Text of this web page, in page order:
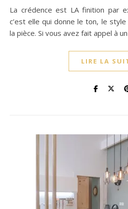
La crédence est LA finition par excellence de la cuisine,
c’est elle qui donne le ton, le
la pièce. Si vous avez fait appel à
LIRE LA